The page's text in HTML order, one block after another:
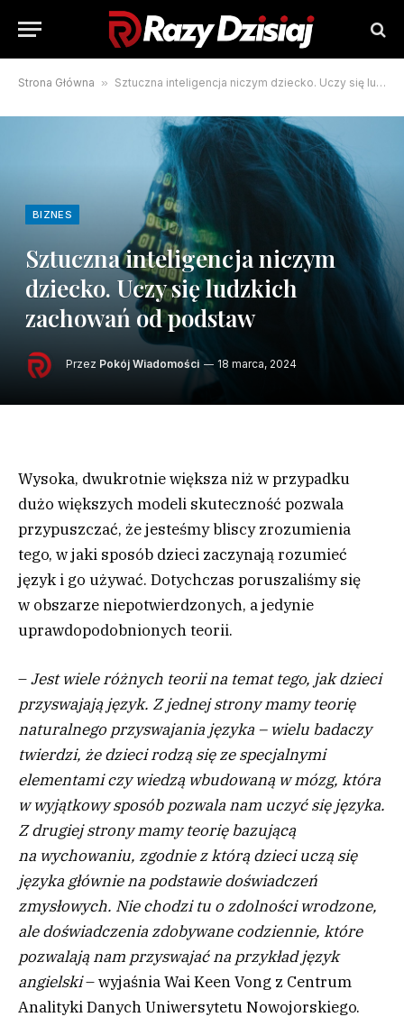
Strona Główna » Sztuczna inteligencja niczym dziecko. Uczy się ludzkich zachowań od podstaw
BIZNES
Sztuczna inteligencja niczym
dziecko. Uczy się ludzkich
zachowań od podstaw
Przez Pokój Wiadomości 18 marca, 2024
Wysoka, dwukrotnie większa niż w przypadku
dużo większych modeli skuteczność pozwala
przypuszczać, że jesteśmy bliscy zrozumienia
tego, w jaki sposób dzieci zaczynają rozumieć
język i go używać. Dotychczas poruszaliśmy się
w obszarze niepotwierdzonych, a jedynie
uprawdopodobnionych teorii.
–Jest wiele różnych teorii na temat tego, jak dzieci
przyswajają język. Z jednej strony mamy teorię
naturalnego przyswajania języka – wielu badaczy
twierdzi, że dzieci rodzą się ze specjalnymi
elementami czy wiedzą wbudowaną w mózg, która
w wyjątkowy sposób pozwala nam uczyć się języka.
Z drugiej strony mamy teorię bazującą
na wychowaniu, zgodnie z którą dzieci uczą się
języka głównie na podstawie doświadczeń
zmysłowych. Nie chodzi tu o zdolności wrodzone,
ale doświadczenia zdobywane codziennie, które
pozwalają nam przyswajać na przykład język
angielski– wyjaśnia Wai Keen Vong z Centrum
Analityki Danych Uniwersytetu Nowojorskiego.